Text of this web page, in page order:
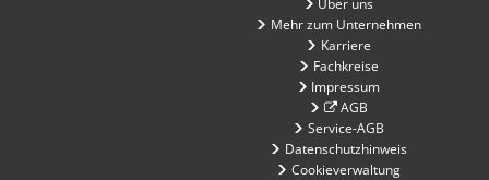
Mehr zum Unternehmen
Karriere
Fachkreise
Impressum
AGB
Service-AGB
Datenschutzhinweis
Cookieverwaltung